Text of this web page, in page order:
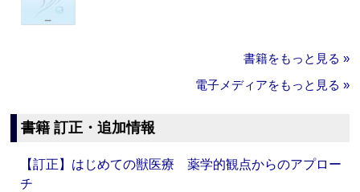
書籍をもっと見る »
電子メディアをもっと見る »
書籍 訂正・追加情報
【訂正】はじめての獣医療 薬学的観点からのアプロー
チ